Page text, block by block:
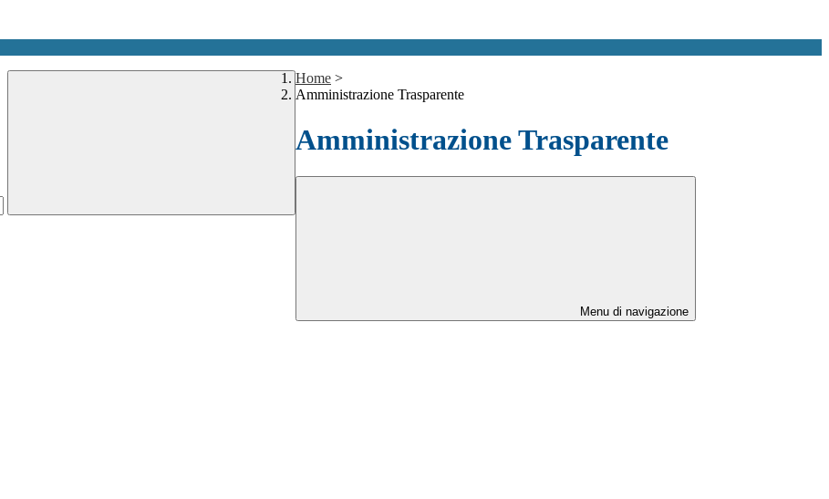
Home >
Amministrazione Trasparente
Amministrazione Trasparente
Menu di navigazione